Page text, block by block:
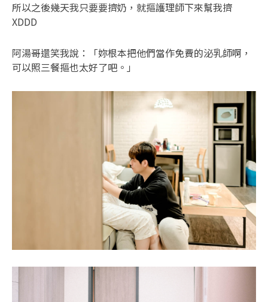
所以之後幾天我只要要擠奶，就摳護理師下來幫我擠
XDDD
阿湯哥還笑我說：「妳根本把他們當作免費的泌乳師啊，
可以照三餐摳也太好了吧。」